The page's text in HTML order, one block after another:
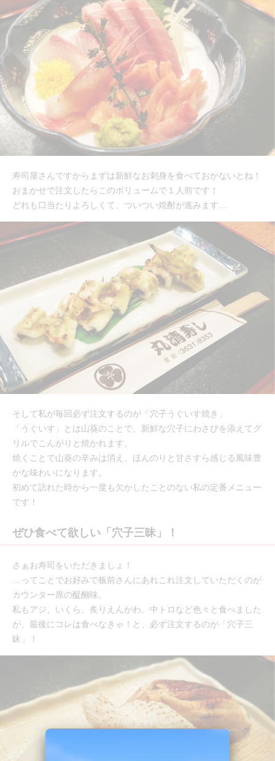
寿司屋さんですからまずは新鮮なお刺身を食べておかないとね！
おまかせで注文したらこのボリュームで１人前です！
どれも口当たりよろしくて、ついつい焼酎が進みます…
そして私が毎回必ず注文するのが「穴子うぐいす焼き」
「うぐいす」とは山葵のことで、新鮮な穴子にわさびを添えてグ
リルでこんがりと焼かれます。
焼くことで山葵の辛みは消え、ほんのりと甘さすら感じる風味豊
かな味わいになります。
初めて訪れた時から一度も欠かしたことのない私の定番メニュー
です！
ぜひ食べて欲しい「穴子三昧」！
さぁお寿司をいただきましょ！
…ってことでお好みで板前さんにあれこれ注文していただくのが
カウンター席の醍醐味。
私もアジ、いくら、炙りえんがわ、中トロなど色々と食べました
が、最後にコレは食べなきゃ！と、必ず注文するのが「穴子三
昧」！